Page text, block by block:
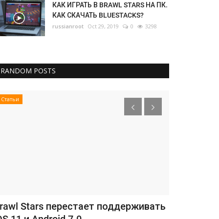
КАК ИГРАТЬ В BRAWL STARS НА ПК.
КАК СКАЧАТЬ BLUESTACKS?
russianroot Oct 29, 2019 0 3298
RANDOM POSTS
Статьи
Stars перестает поддерживать